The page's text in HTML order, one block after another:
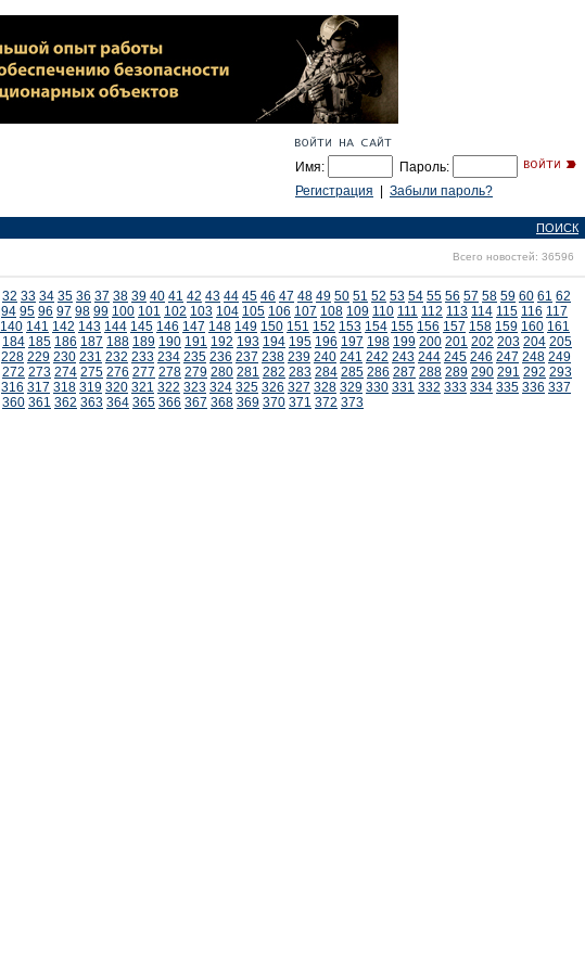
Имя:
Пароль:
Регистрация
Забыли пароль?
ПОИСК
Всего новостей: 36596
32 33 34 35 36 37 38 39 40 41 42 43 44 45 46 47 48 49 50 51 52 53 54 55 56 57 58 59 60 61 62
94 95 96 97 98 99 100 101 102 103 104 105 106 107 108 109 110 111 112 113 114 115 116 117
140 141 142 143 144 145 146 147 148 149 150 151 152 153 154 155 156 157 158 159 160 161
184 185 186 187 188 189 190 191 192 193 194 195 196 197 198 199 200 201 202 203 204 205
228 229 230 231 232 233 234 235 236 237 238 239 240 241 242 243 244 245 246 247 248 249
272 273 274 275 276 277 278 279 280 281 282 283 284 285 286 287 288 289 290 291 292 293
316 317 318 319 320 321 322 323 324 325 326 327 328 329 330 331 332 333 334 335 336 337
360 361 362 363 364 365 366 367 368 369 370 371 372 373